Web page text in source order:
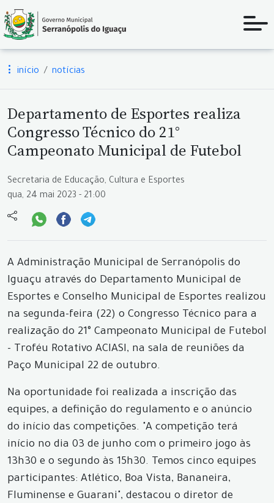
início notícias
Departamento de Esportes realiza
Congresso Técnico do 21°
Campeonato Municipal de Futebol
Secretaria de Educação, Cultura e Esportes
qua, 24 mai 2023 - 21:00
A Administração Municipal de Serranópolis do
Iguaçu através do Departamento Municipal de
Esportes e Conselho Municipal de Esportes realizou
na segunda-feira (22) o Congresso Técnico para a
realização do 21° Campeonato Municipal de Futebol
- Troféu Rotativo ACIASI, na sala de reuniões da
Paço Municipal 22 de outubro.
Na oportunidade foi realizada a inscrição das
equipes, a definição do regulamento e o anúncio
do início das competições. "A competição terá
início no dia 03 de junho com o primeiro jogo às
13h30 e o segundo às 15h30. Temos cinco equipes
participantes: Atlético, Boa Vista, Bananeira,
Fluminense e Guarani", destacou o diretor de